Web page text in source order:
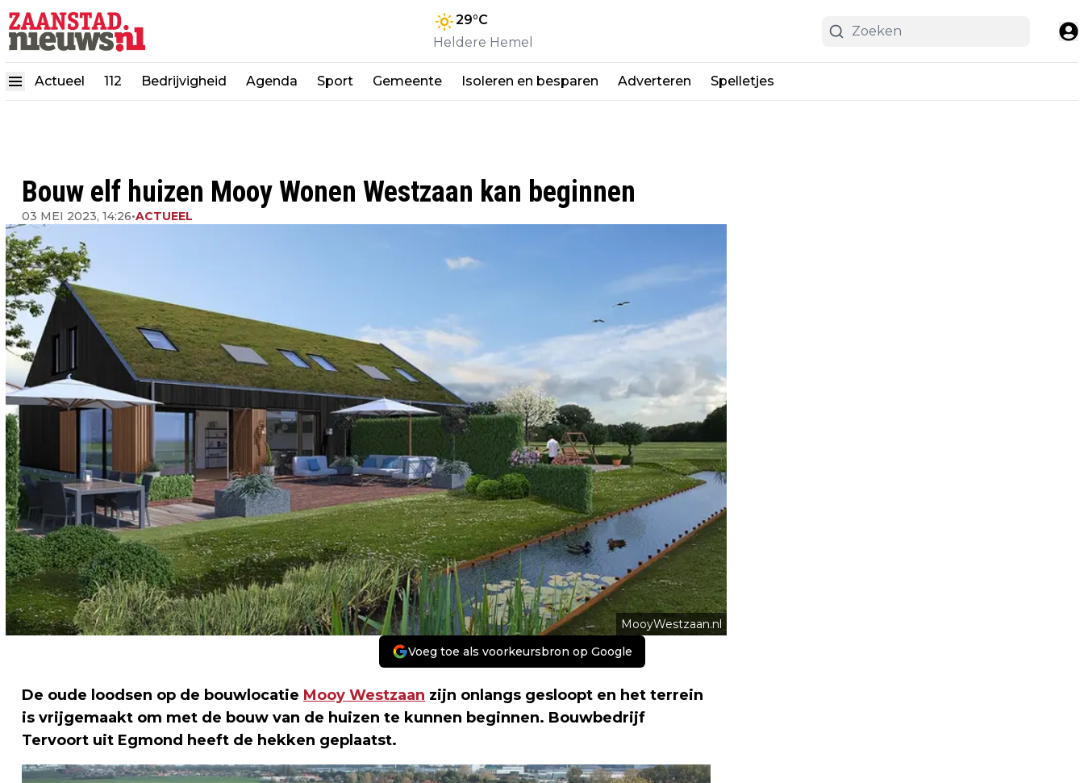
29°C
Heldere Hemel
Actueel 112 Bedrijvigheid Agenda Sport Gemeente Isoleren en besparen Adverteren Spelletjes
Bouw elf huizen Mooy Wonen Westzaan kan beginnen
03 MEI 2023, 14:26•ACTUEEL
MooyWestzaan.nl
Voeg toe als voorkeursbron op Google
De oude loodsen op de bouwlocatie Mooy Westzaan zijn onlangs gesloopt en het terrein
is vrijgemaakt om met de bouw van de huizen te kunnen beginnen. Bouwbedrijf
Tervoort uit Egmond heeft de hekken geplaatst.